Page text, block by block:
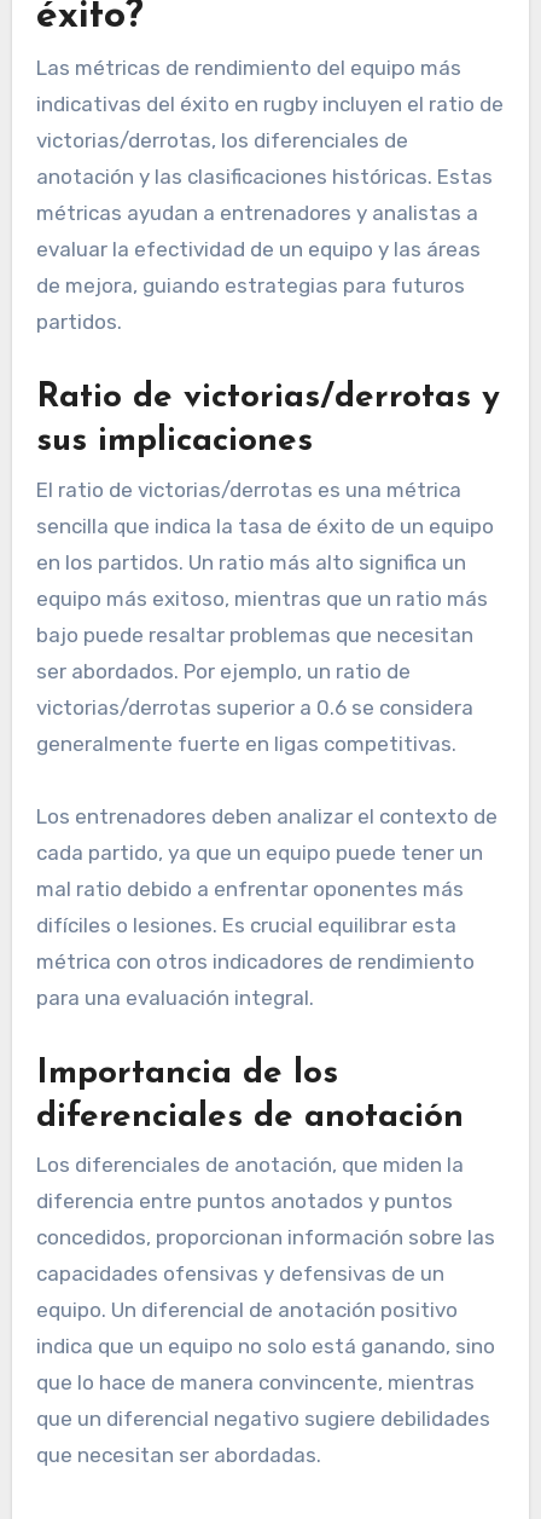
éxito?
Las métricas de rendimiento del equipo más
indicativas del éxito en rugby incluyen el ratio de
victorias/derrotas, los diferenciales de
anotación y las clasificaciones históricas. Estas
métricas ayudan a entrenadores y analistas a
evaluar la efectividad de un equipo y las áreas
de mejora, guiando estrategias para futuros
partidos.
Ratio de victorias/derrotas y
sus implicaciones
El ratio de victorias/derrotas es una métrica
sencilla que indica la tasa de éxito de un equipo
en los partidos. Un ratio más alto significa un
equipo más exitoso, mientras que un ratio más
bajo puede resaltar problemas que necesitan
ser abordados. Por ejemplo, un ratio de
victorias/derrotas superior a 0.6 se considera
generalmente fuerte en ligas competitivas.
Los entrenadores deben analizar el contexto de
cada partido, ya que un equipo puede tener un
mal ratio debido a enfrentar oponentes más
difíciles o lesiones. Es crucial equilibrar esta
métrica con otros indicadores de rendimiento
para una evaluación integral.
Importancia de los
diferenciales de anotación
Los diferenciales de anotación, que miden la
diferencia entre puntos anotados y puntos
concedidos, proporcionan información sobre las
capacidades ofensivas y defensivas de un
equipo. Un diferencial de anotación positivo
indica que un equipo no solo está ganando, sino
que lo hace de manera convincente, mientras
que un diferencial negativo sugiere debilidades
que necesitan ser abordadas.